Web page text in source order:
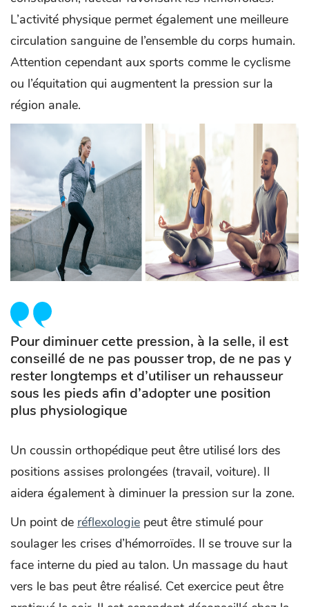
L’activité physique permet également une meilleure
circulation sanguine de l’ensemble du corps humain.
Attention cependant aux sports comme le cyclisme
ou l’équitation qui augmentent la pression sur la
région anale.
Pour diminuer cette pression, à la selle, il est
conseillé de ne pas pousser trop, de ne pas y
rester longtemps et d’utiliser un rehausseur
sous les pieds afin d’adopter une position
plus physiologique
Un coussin orthopédique peut être utilisé lors des
positions assises prolongées (travail, voiture). Il
aidera également à diminuer la pression sur la zone.
Un point de réflexologie peut être stimulé pour
soulager les crises d’hémorroïdes. Il se trouve sur la
face interne du pied au talon. Un massage du haut
vers le bas peut être réalisé. Cet exercice peut être